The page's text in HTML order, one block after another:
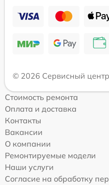
© 2026 Сервисный
Стоимость ремонта
Оплата и доставка
Контакты
Вакансии
О компании
Ремонтируемые модели
Наши услуги
Согласие на обработку